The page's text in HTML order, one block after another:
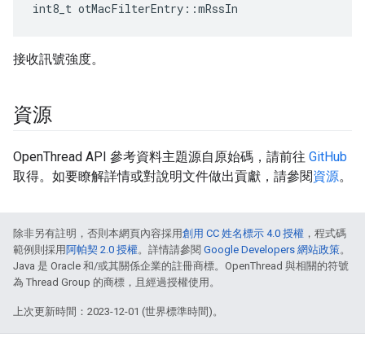
int8_t otMacFilterEntry ::mRssIn
接收訊號強度。
資源
OpenThread API 參考資料主題源自原始碼，請前往 GitHub
取得。如要瞭解詳情或對說明文件做出貢獻，請參閱資源。
除非另有註明，否則本網頁內容採用創用 CC 姓名標示 4.0 授權 ，程式碼
範例則採用 阿帕契 2.0 授權。詳情請參閱 Google Developers 網站政策。
Java 是 Oracle 和/或其關係企業的註冊商標。OpenThread 與相關的符號
為 Thread Group 的商標，且經過授權使用。
上次更新時間：2023-12-01 (世界標準時間)。